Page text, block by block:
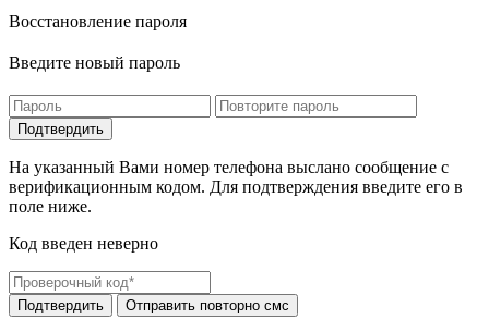
Восстановление пароля
Введите новый пароль
На указанный Вами номер телефона выслано сообщение с
верификационным кодом. Для подтверждения введите его в
поле ниже.
Код введен неверно